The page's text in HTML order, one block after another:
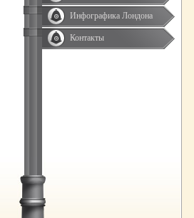
Инфографика Лондона
Контакты